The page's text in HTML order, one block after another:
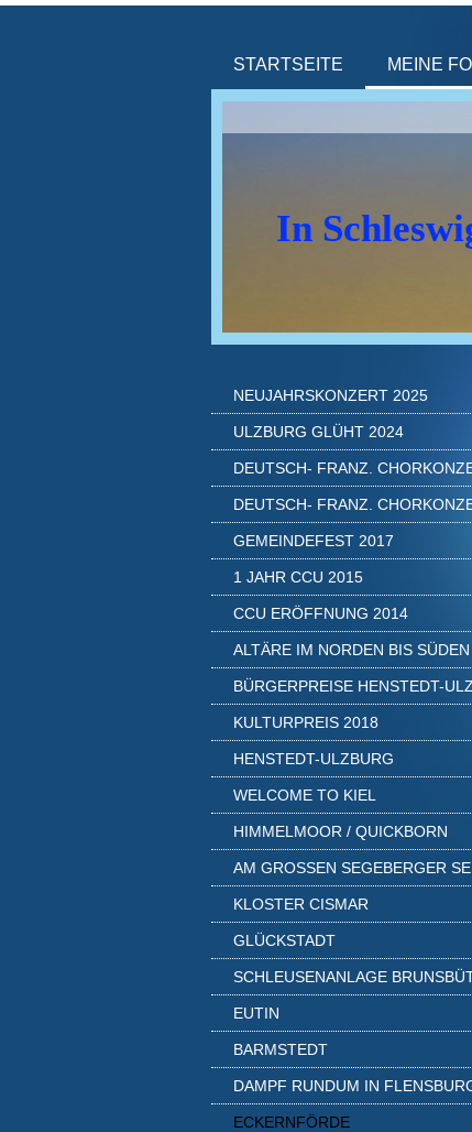
STARTSEITE MEINE
In
NEUJAHRSKONZERT 2025
ULZBURG GLÜHT 2024
DEUTSCH- FRANZ.
DEUTSCH- FRANZ.
GEMEINDEFEST 2017
1 JAHR CCU 2015
CCU ERÖFFNUNG 2014
ALTÄRE IM NORDEN BIS SÜDEN
BÜRGERPREISE HENSTEDT-
KULTURPREIS 2018
HENSTEDT-ULZBURG
WELCOME TO KIEL
HIMMELMOOR / QUICKBORN
AM GROSSEN SEGEBERGER SEE
KLOSTER CISMAR
GLÜCKSTADT
SCHLEUSENANLAGE
EUTIN
BARMSTEDT
DAMPF RUNDUM IN
ECKERNFÖRDE